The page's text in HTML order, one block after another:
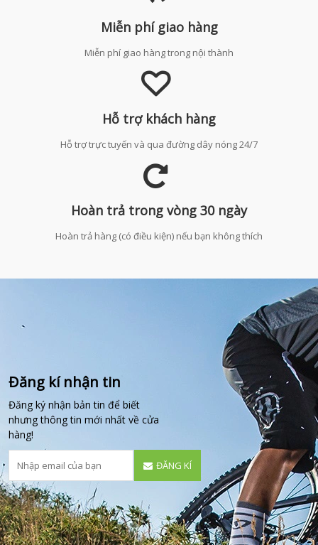
Miễn phí giao hàng
Miễn phí giao hàng trong nội thành
Hỗ trợ khách hàng
Hỗ trợ trực tuyến và qua đường dây nóng 24/7
Hoàn trả trong vòng 30 ngày
Hoàn trả hàng (có điều kiện) nếu bạn không thích
Đăng kí nhận tin
Đăng ký nhận bản tin để biết
nhưng thông tin mới nhất về cửa
hàng!
ĐĂNG KÍ